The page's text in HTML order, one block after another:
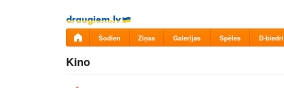
Pāriet
uz
saturu
Šodien Ziņas Galerijas Spēles D-biedri
Kino